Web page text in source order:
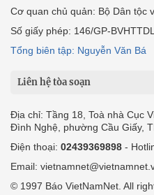
Cơ quan chủ quản: Bộ Dân tộc
Số giấy phép: 146/GP-
Tổng biên tập: Nguyễn Văn Bá
Liên hệ tòa soạn
Địa chỉ: Tầng 18, Toà nhà Cục
Đình Nghệ, phường Cầu Giấy,
Điện thoại: 02439369898 -
Email:
© 1997 Báo VietNamNet. All